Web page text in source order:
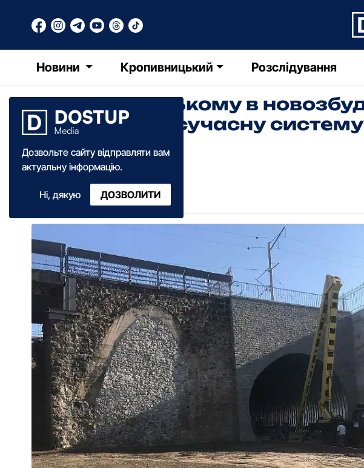
Новини Кропивницький Розслідування
Дозвольте сайту відправляти вам
актуальну інформацію.
Ні, дякую ДОЗВОЛИТИ
У Кропивницькому в
встановлять сучасну систему
(ФОТО)
09 вересня·2019